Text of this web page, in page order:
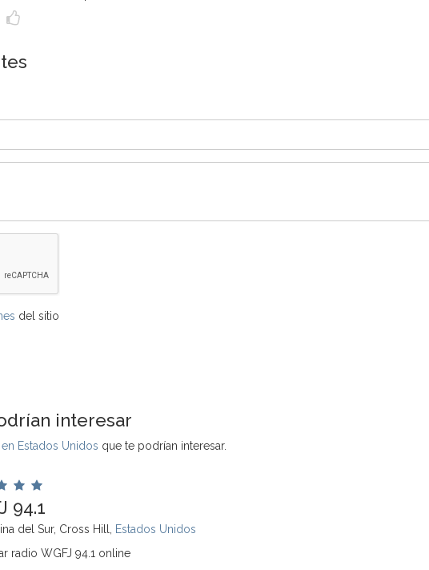
del sitio
interesar
Estados Unidos que te podrían interesar.
94.1
del Sur, Cross Hill,
Estados Unidos
radio WGFJ 94.1 online